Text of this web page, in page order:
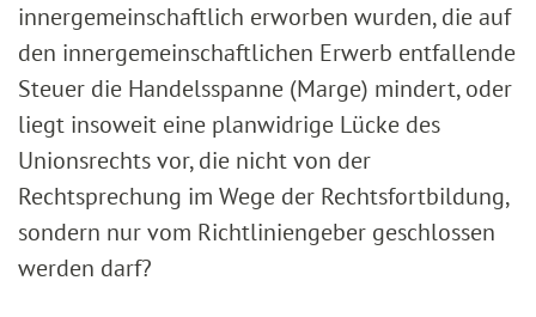
innergemeinschaftlich erworben wurden, die auf
den innergemeinschaftlichen Erwerb entfallende
Steuer die Handelsspanne (Marge) mindert, oder
liegt insoweit eine planwidrige Lücke des
Unionsrechts vor, die nicht von der
Rechtsprechung im Wege der Rechtsfortbildung,
sondern nur vom Richtliniengeber geschlossen
werden darf?